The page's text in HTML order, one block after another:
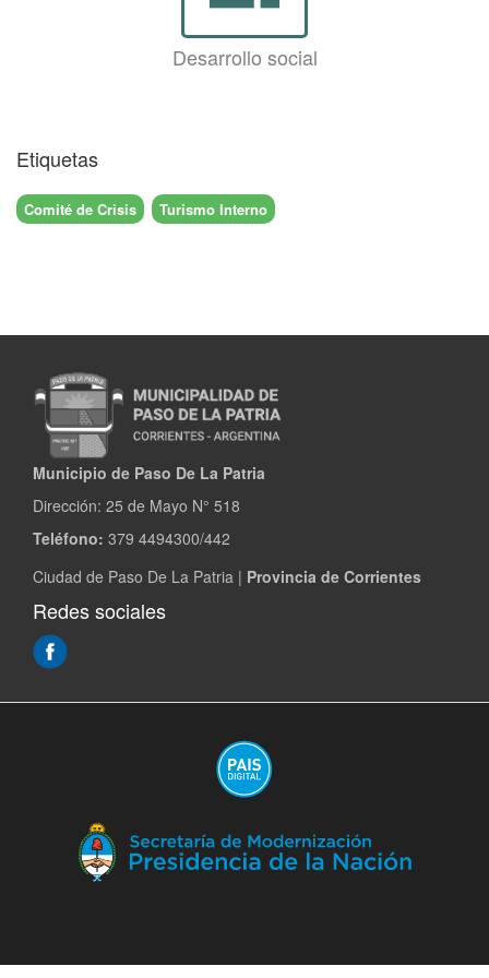
Desarrollo social
Etiquetas
Comité de Crisis Turismo Interno
Municipio de Paso De La Patria
Dirección: 25 de Mayo N° 518
Teléfono: 379 4494300/442
Ciudad de Paso De La Patria | Provincia de Corrientes
Redes sociales